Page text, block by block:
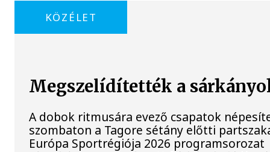
KÖZÉLET
Megszelídítették a
A dobok ritmusára evező csapatok
szombaton a Tagore sétány előtti
Európa Sportrégiója 2026 programsorozat